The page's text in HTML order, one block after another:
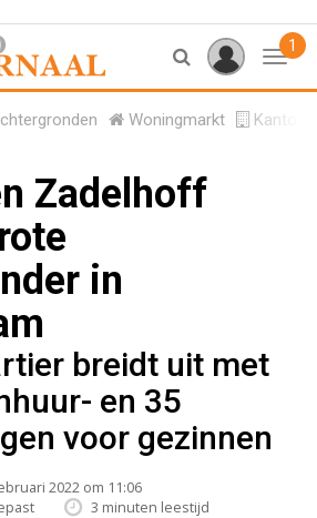
1
Woningmarkt
Zadelhoff
in
breidt uit met
en 35
voor gezinnen
2022 om 11:06
3 minuten leestijd